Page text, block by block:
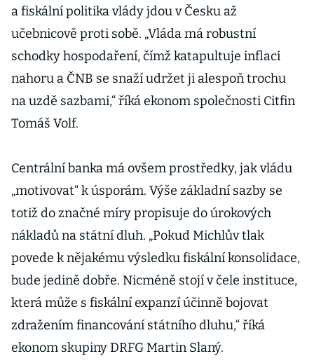
a fiskální politika vlády jdou v Česku až
učebnicově proti sobě. „Vláda má robustní
schodky hospodaření, čímž katapultuje inflaci
nahoru a ČNB se snaží udržet ji alespoň trochu
na uzdě sazbami,“ říká ekonom společnosti Citfin
Tomáš Volf.
Centrální banka má ovšem prostředky, jak vládu
„motivovat“ k úsporám. Výše základní sazby se
totiž do značné míry propisuje do úrokových
nákladů na státní dluh. „Pokud Michlův tlak
povede k nějakému výsledku fiskální konsolidace,
bude jedině dobře. Nicméně stojí v čele instituce,
která může s fiskální expanzí účinně bojovat
zdražením financování státního dluhu,“ říká
ekonom skupiny DRFG Martin Slaný.